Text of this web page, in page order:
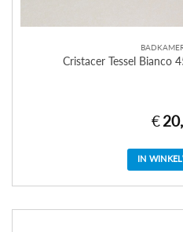
Cristacer Tessel Bianco
€
IN